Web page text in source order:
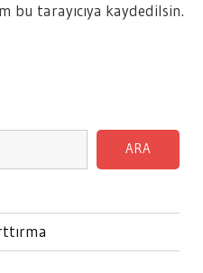
bu tarayıcıya kaydedilsin.
ARA